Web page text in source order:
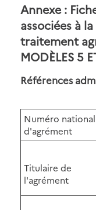
Annexe :
associées à
traitement
MODÈLES 5
Références
Numéro national
d'agrément
Titulaire de
l'agrément